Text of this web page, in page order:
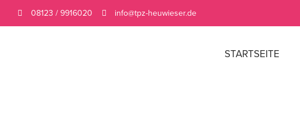
08123 / 9916020 info@tpz-heuwieser.de
STARTSEITE